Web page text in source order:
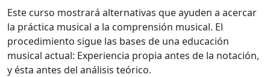
Este curso mostrará alternativas que ayuden a acercar
la práctica musical a la comprensión musical. El
procedimiento sigue las bases de una educación
musical actual: Experiencia propia antes de la notación,
y ésta antes del análisis teórico.